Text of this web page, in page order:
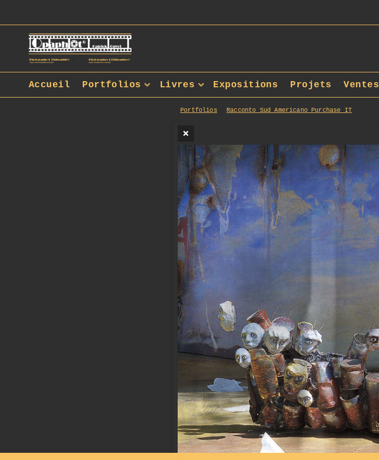
Portfolios Racconto_Sud_Americano_Purchase_IT
Accueil Portfolios Livres Expositions Projets Ventes